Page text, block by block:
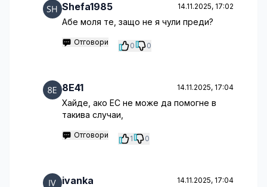
Shefa1985 14.11.2025, 17:02
Абе моля те, защо не я чули преди?
Отговори 0 0
8E41 14.11.2025, 17:04
Хайде, ако ЕС не може да помогне в
такива случаи,
Отговори 1 0
ivanka 14.11.2025, 17:04